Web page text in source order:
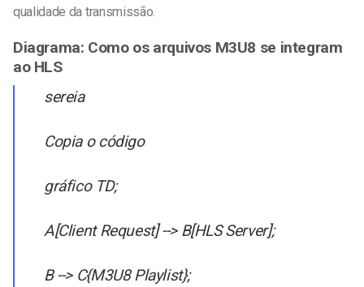
qualidade da transmissão.
Diagrama: Como os arquivos M3U8 se integram
ao HLS
sereia
Copia o código
gráfico TD;
A[Client Request] --> B[HLS Server];
B --> C{M3U8 Playlist};